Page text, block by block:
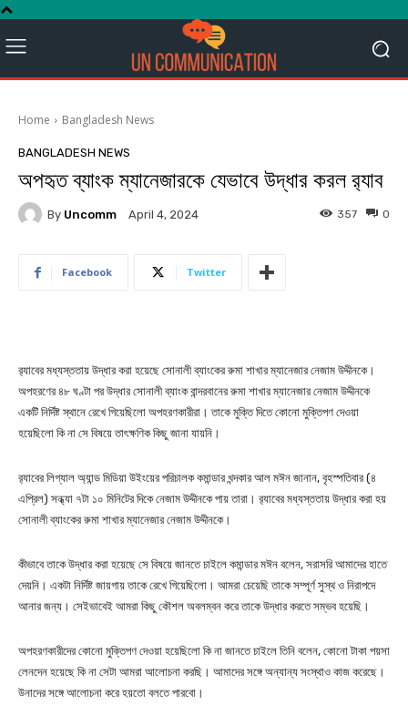
Home Bangladesh News
BANGLADESH NEWS
অপহৃত ব্যাংক ম্যানেজারকে যেভাবে উদ্ধার করল র‌্যাব
By Uncomm April 4, 2024 0
357
Facebook Twitter
র‌্যাবের মধ্যস্ততায় উদ্ধার করা হয়েছে সোনালী ব্যাংকের রুমা শাখার ম্যানেজার নেজাম উদ্দীনকে।
অপহরণের ৪৮ ঘণ্টা পর উদ্ধার সোনালী ব্যাংক বান্দরবানের রুমা শাখার ম্যানেজার নেজাম উদ্দীনকে
একটি নির্দিষ্ট স্থানে রেখে গিয়েছিলো অপহরণকারীরা। তাকে মুক্তি দিতে কোনো মুক্তিপণ দেওয়া
হয়েছিলো কি না সে বিষয়ে তাৎক্ষণিক কিছু জানা যায়নি।
র‌্যাবের লিগ্যাল অ্যান্ড মিডিয়া উইংয়ের পরিচালক কমান্ডার খন্দকার আল মঈন জানান, বৃহস্পতিবার (৪
এপ্রিল) সন্ধ্যা ৭টা ১০ মিনিটের দিকে নেজাম উদ্দীনকে পায় তারা। র‌্যাবের মধ্যস্ততায় উদ্ধার করা হয়
সোনালী ব্যাংকের রুমা শাখার ম্যানেজার নেজাম উদ্দীনকে।
কীভাবে তাকে উদ্ধার করা হয়েছে সে বিষয়ে জানতে চাইলে কমান্ডার মঈন বলেন, সরাসরি আমাদের হাতে
দেয়নি। একটা নির্দিষ্ট জায়গায় তাকে রেখে গিয়েছিলো। আমরা চেয়েছি তাকে সম্পূর্ণ সুস্থ ও নিরাপদে
আনার জন্য। সেইভাবেই আমরা কিছু কৌশল অবলম্বন করে তাকে উদ্ধার করতে সম্ভব হয়েছি।
অপহরণকারীদের কোনো মুক্তিপণ দেওয়া হয়েছিলো কি না জানতে চাইলে তিনি বলেন, কোনো টাকা পয়সা
লেনদেন হয়েছে কি না সেটা আমরা আলোচনা করছি। আমাদের সঙ্গে অন্যান্য সংস্থাও কাজ করেছে।
উনাদের সঙ্গে আলোচনা করে হয়তো বলতে পারবো।